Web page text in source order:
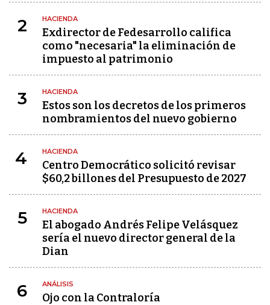
2 HACIENDA
Exdirector de Fedesarrollo califica
como "necesaria" la eliminación de
impuesto al patrimonio
3 HACIENDA
Estos son los decretos de los primeros
nombramientos del nuevo gobierno
4 HACIENDA
Centro Democrático solicitó revisar
$60,2 billones del Presupuesto de 2027
5 HACIENDA
El abogado Andrés Felipe Velásquez
sería el nuevo director general de la
Dian
6 ANÁLISIS
Ojo con la Contraloría